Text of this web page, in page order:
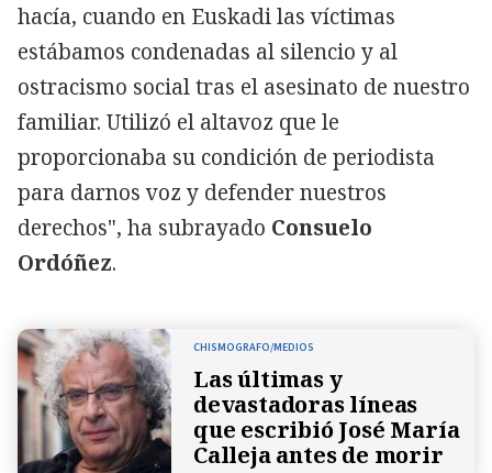
hacía, cuando en Euskadi las víctimas
estábamos condenadas al silencio y al
ostracismo social tras el asesinato de nuestro
familiar. Utilizó el altavoz que le
proporcionaba su condición de periodista
para darnos voz y defender nuestros
derechos", ha subrayado Consuelo
Ordóñez.
CHISMOGRAFO/MEDIOS
Las últimas y
devastadoras líneas
que escribió José María
Calleja antes de morir